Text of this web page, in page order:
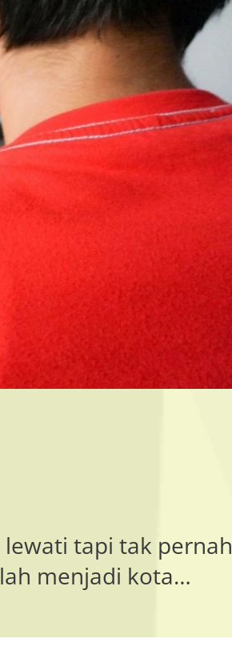
lewati tapi tak pernah
menjadi kota…